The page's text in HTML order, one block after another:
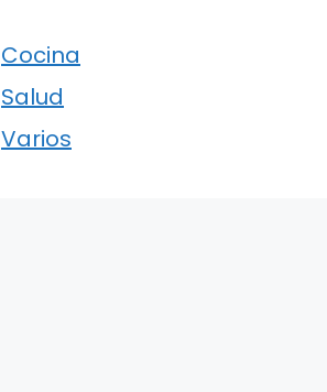
Cocina
Salud
Varios